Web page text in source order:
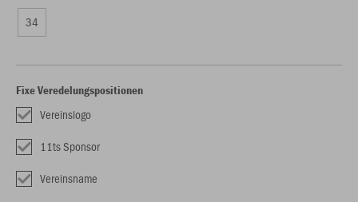
34
Fixe Veredelungspositionen
Vereinslogo
11ts Sponsor
Vereinsname